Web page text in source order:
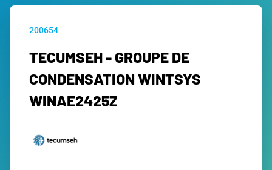
200654
TECUMSEH - GROUPE DE
CONDENSATION WINTSYS
WINAE2425Z